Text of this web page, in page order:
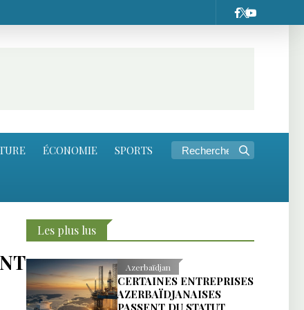
ÉCONOMIE SPORTS
Les plus lus
Azerbaïdjan
CERTAINES ENTREPRISES
AZERBAÏDJANAISES